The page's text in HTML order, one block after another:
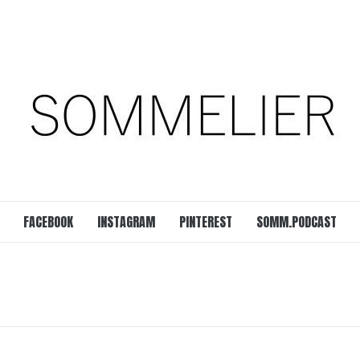
FACEBOOK INSTAGRAM PINTEREST SOMM.PODCAST